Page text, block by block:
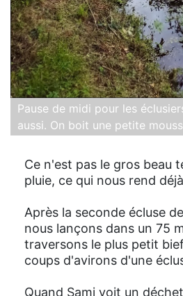
Pause de midi pour les
aussi. On boit une petite
Ce n'est pas le gros beau
pluie, ce qui nous rend
Après la seconde écluse
nous lançons dans un 75
traversons le plus petit
coups d'avirons d'une
Quand Sami voit un